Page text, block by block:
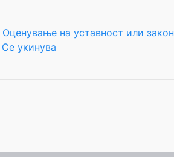
Оценување на уставност или
Се укинува